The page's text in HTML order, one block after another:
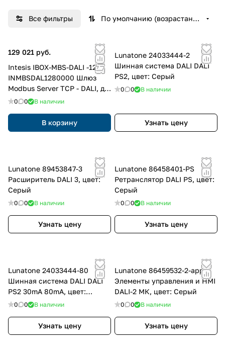
й
Все фильтры По умолчанию (возрастание)
129 021 руб.
Intesis IBOX-MBS-DALI -128
INMBSDAL1280000 Шлюз
Modbus Server TCP - DALI, до
128 DALI балластов, 2 DALI
0 0 В наличии
В корзину
Lunatone 24033444-2
Шинная система DALI DALI
PS2, цвет: Серый
0 0 В наличии
Узнать цену
Lunatone 89453847-3
Расширитель DALI 3, цвет:
Серый
0 0 В наличии
Узнать цену
Lunatone 86458401-PS
Ретранслятор DALI PS, цвет:
Серый
0 0 В наличии
Узнать цену
Lunatone 24033444-80
Шинная система DALI DALI
PS2 30mA 80mA, цвет:
Чёрный
0 0 В наличии
Узнать цену
Lunatone 86459532-2-app
Элементы управления и HMI
DALI-2 МК, цвет: Серый
0 0 В наличии
Узнать цену